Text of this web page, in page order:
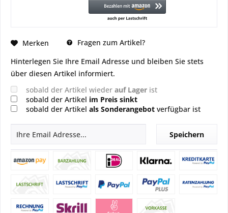
Merken
Fragen zum Artikel?
Hinterlegen Sie Ihre Email Adresse und bleiben Sie stets
über diesen Artikel informiert.
sobald der Artikel wieder auf Lager ist
sobald der Artikel im Preis sinkt
sobald der Artikel als Sonderangebot verfügbar ist
Speichern